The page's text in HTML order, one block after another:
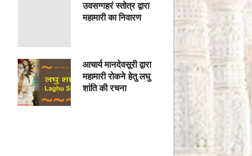
उवसग्गहरं स्तोत्र द्वारा
महामारी का निवारण
आचार्य मानदेवसूरी द्वारा
महामारी रोकने हेतु लघु
शांति की रचना